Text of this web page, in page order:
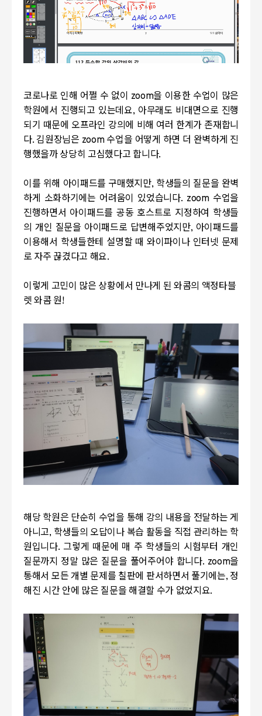
코로나로 인해 어쩔 수 없이 zoom을 이용한 수업이 많은
학원에서 진행되고 있는데요, 아무래도 비대면으로 진행
되기 때문에 오프라인 강의에 비해 여러 한계가 존재합니
다. 김원장님은 zoom 수업을 어떻게 하면 더 완벽하게 진
행했을까 상당히 고심했다고 합니다.
이를 위해 아이패드를 구매했지만, 학생들의 질문을 완벽
하게 소화하기에는 어려움이 있었습니다. zoom 수업을
진행하면서 아이패드를 공동 호스트로 지정하여 학생들
의 개인 질문을 아이패드로 답변해주었지만, 아이패드를
이용해서 학생들한테 설명할 때 와이파이나 인터넷 문제
로 자주 끊겼다고 해요.
이렇게 고민이 많은 상황에서 만나게 된 와콤의 액정타블
렛 와콤 원!
해당 학원은 단순히 수업을 통해 강의 내용을 전달하는 게
아니고, 학생들의 오답이나 복습 활동을 직접 관리하는 학
원입니다. 그렇게 때문에 매 주 학생들의 시험부터 개인
질문까지 정말 많은 질문을 풀어주어야 합니다. zoom을
통해서 모든 개별 문제를 칠판에 판서하면서 풀기에는, 정
해진 시간 안에 많은 질문을 해결할 수가 없었지요.